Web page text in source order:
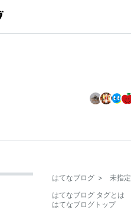
はてなブログ > 未指定
はてなブログ タグとは
はてなブログトップ